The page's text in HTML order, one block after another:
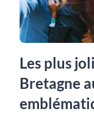
Les plus
Bretagne